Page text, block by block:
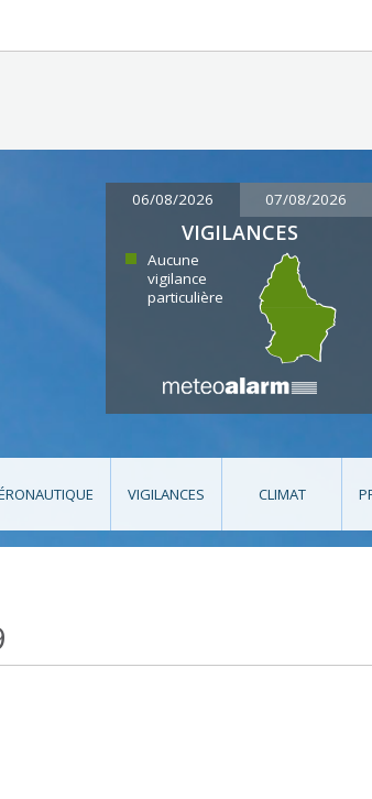
06/08/2026 07/08/2026
VIGILANCES
Aucune
vigilance
particulière
VIGILANCES CLIMAT